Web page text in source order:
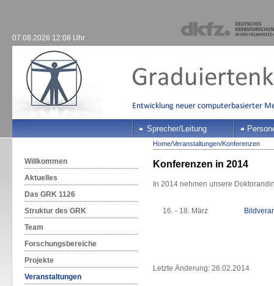
07.08.2026 12:08 Uhr
Sprecher/Leitung
Willkommen
Aktuelles
Das GRK 1126
Struktur des GRK
Team
Forschungsbereiche
Projekte
Veranstaltungen
Home/Veranstaltungen/Konferenzen
Konferenzen in 2014
In 2014 nehmen unsere
16. - 18. März
Letzte Änderung: 26.02.2014